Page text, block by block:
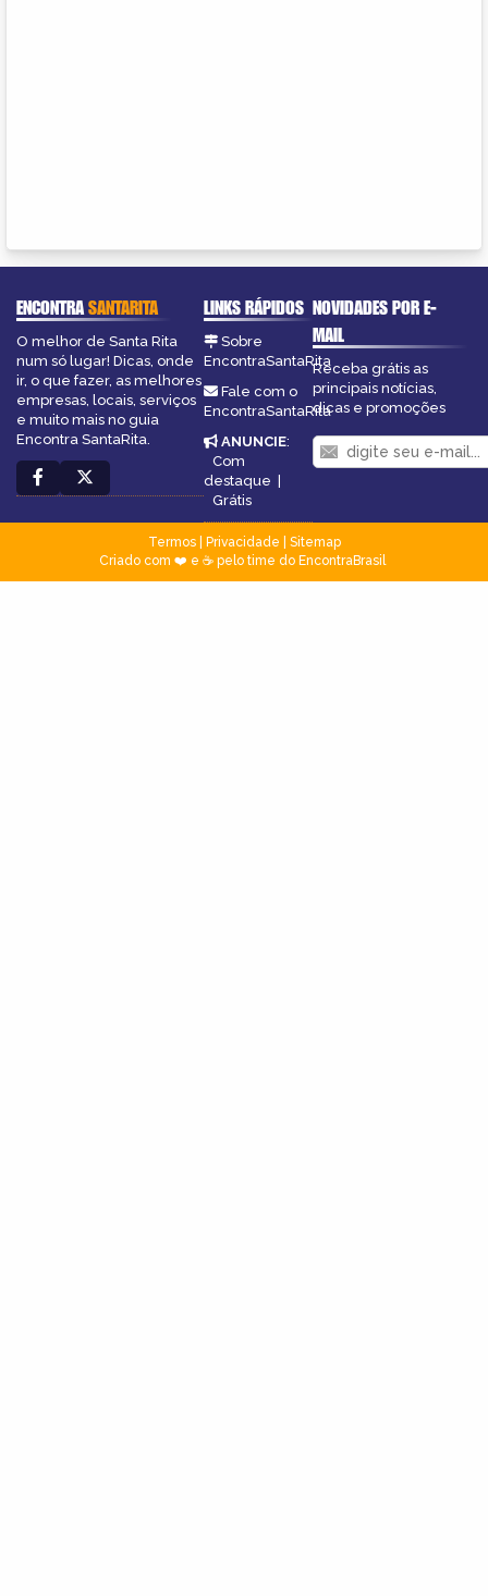
ENCONTRASANTARITA
O melhor de Santa Rita
num só lugar! Dicas, onde
ir, o que fazer, as melhores
empresas, locais, serviços
e muito mais no guia
Encontra SantaRita.
LINKS RÁPIDOS
Sobre
EncontraSantaRita
Fale com o
EncontraSantaRita
ANUNCIE:
Com
destaque |
Grátis
NOVIDADES POR E-
MAIL
Receba grátis as
principais notícias,
dicas e promoções
Termos| Privacidade
Sitemap
Criado com ❤️ e ☕ pelo time do EncontraBrasil